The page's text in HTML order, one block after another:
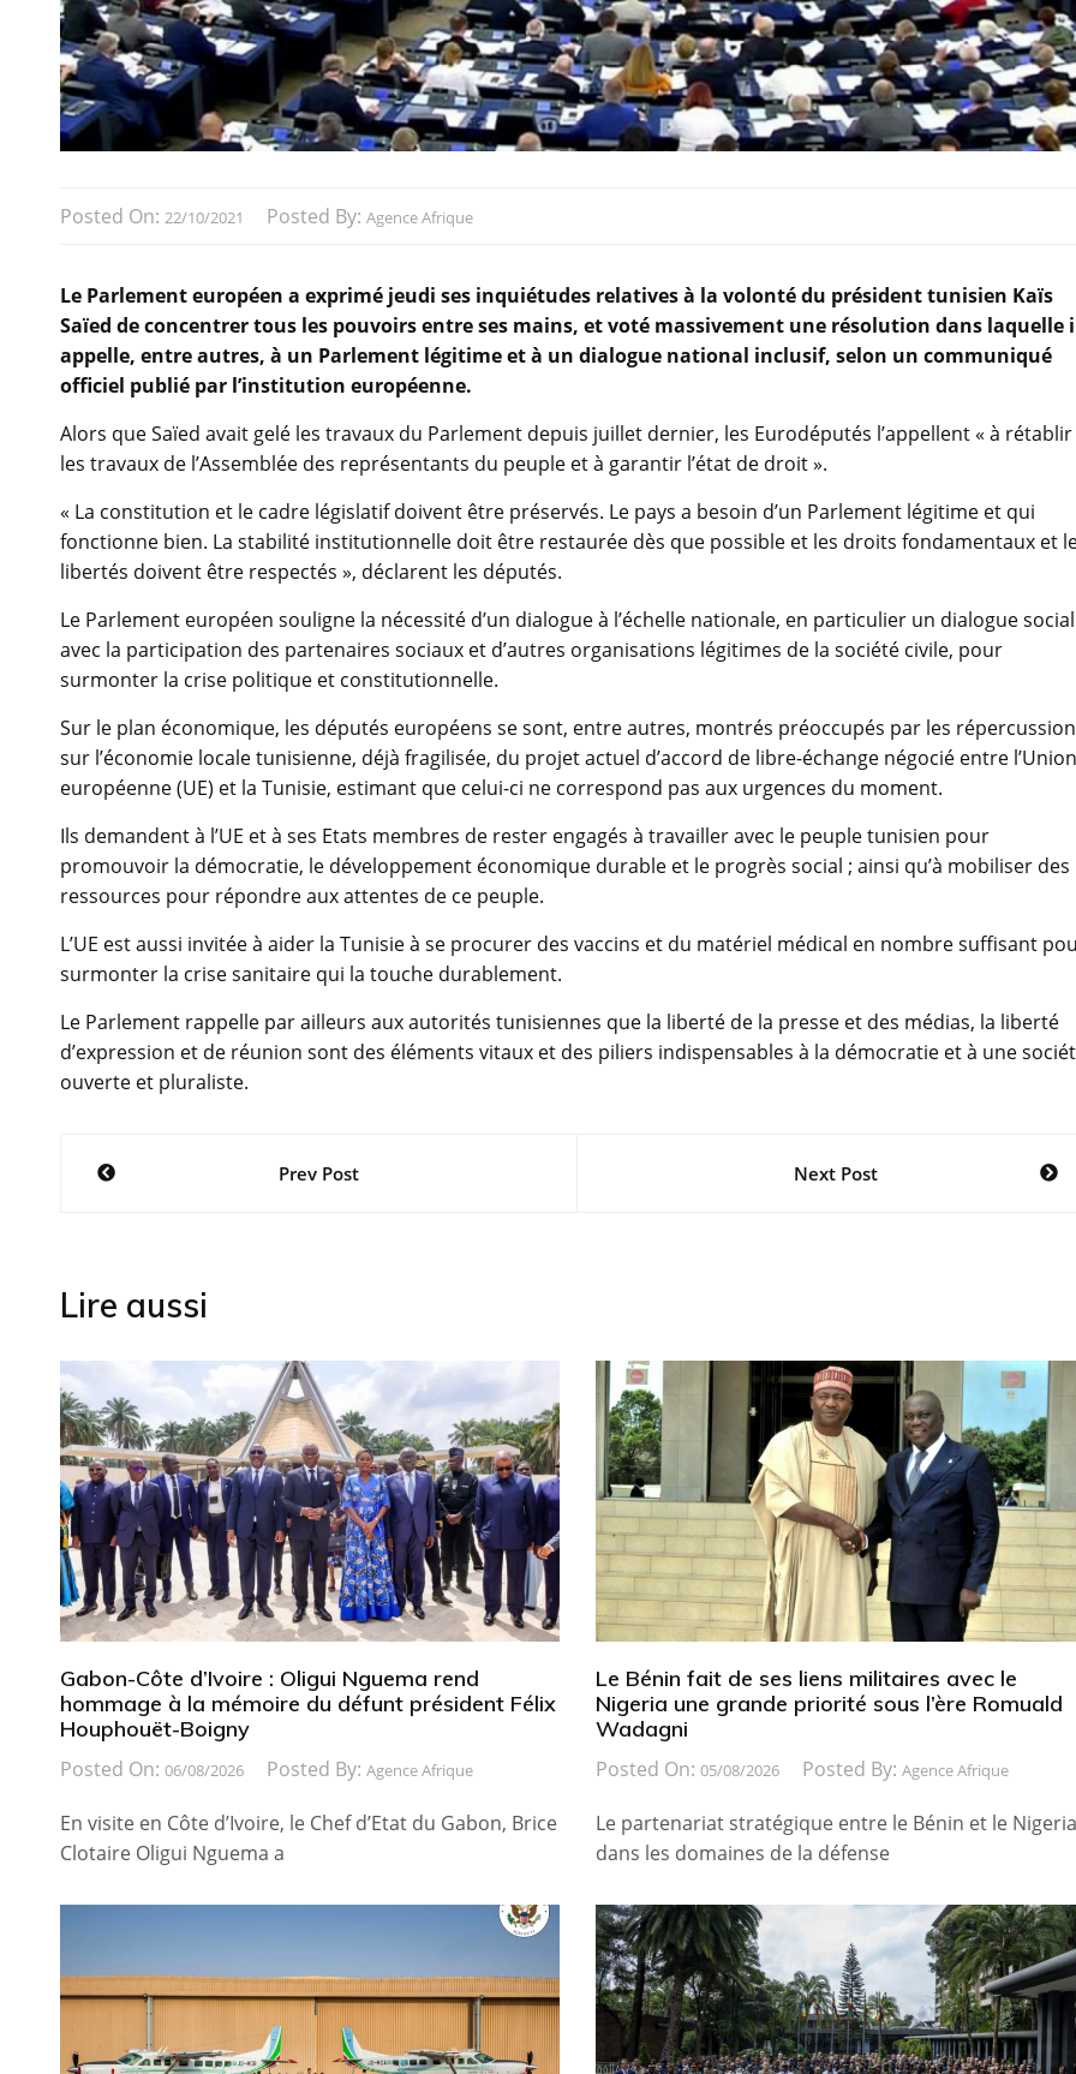
Posted On: 22/10/2021 Posted By: Agence Afrique
Le Parlement européen a exprimé jeudi ses inquiétudes relatives à la volonté du président tunisien Kaïs
Saïed de concentrer tous les pouvoirs entre ses mains, et voté massivement une résolution dans laquelle
appelle, entre autres, à un Parlement légitime et à un dialogue national inclusif, selon un communiqué
officiel publié par l’institution européenne.
Alors que Saïed avait gelé les travaux du Parlement depuis juillet dernier, les Eurodéputés l’appellent « à rétablir
les travaux de l’Assemblée des représentants du peuple et à garantir l’état de droit ».
« La constitution et le cadre législatif doivent être préservés. Le pays a besoin d’un Parlement légitime et qui
fonctionne bien. La stabilité institutionnelle doit être restaurée dès que possible et les droits fondamentaux et
libertés doivent être respectés », déclarent les députés.
Le Parlement européen souligne la nécessité d’un dialogue à l’échelle nationale, en particulier un dialogue social
avec la participation des partenaires sociaux et d’autres organisations légitimes de la société civile, pour
surmonter la crise politique et constitutionnelle.
Sur le plan économique, les députés européens se sont, entre autres, montrés préoccupés par les
sur l’économie locale tunisienne, déjà fragilisée, du projet actuel d’accord de libre-échange négocié entre l’Union
européenne (UE) et la Tunisie, estimant que celui-ci ne correspond pas aux urgences du moment.
Ils demandent à l’UE et à ses Etats membres de rester engagés à travailler avec le peuple tunisien pour
promouvoir la démocratie, le développement économique durable et le progrès social ; ainsi qu’à mobiliser des
ressources pour répondre aux attentes de ce peuple.
L’UE est aussi invitée à aider la Tunisie à se procurer des vaccins et du matériel médical en nombre suffisant
surmonter la crise sanitaire qui la touche durablement.
Le Parlement rappelle par ailleurs aux autorités tunisiennes que la liberté de la presse et des médias, la liberté
d’expression et de réunion sont des éléments vitaux et des piliers indispensables à la démocratie et à une
ouverte et pluraliste.
NavigationPrev Post Next Post
Lire aussi
Gabon-Côte d’Ivoire : Oligui Nguema rend
hommage à la mémoire du défunt président Félix
Houphouët-Boigny
Posted On: 06/08/2026 Posted By: Agence Afrique
En visite en Côte d’Ivoire, le Chef d’Etat du Gabon, Brice
Clotaire Oligui Nguema a
Le Bénin fait de ses liens militaires avec le
Nigeria une grande priorité sous l’ère Romuald
Wadagni
Posted On: 05/08/2026 Posted By: Agence Afrique
Le partenariat stratégique entre le Bénin et le Nigeria
dans les domaines de la défense